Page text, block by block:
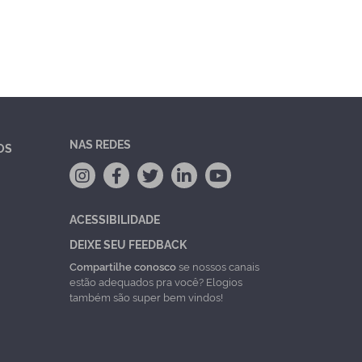
NAS REDES
ACESSIBILIDADE
DEIXE SEU FEEDBACK
Compartilhe conoscose nossos canais
estão adequados pra você? Elogios
também são super bem vindos!